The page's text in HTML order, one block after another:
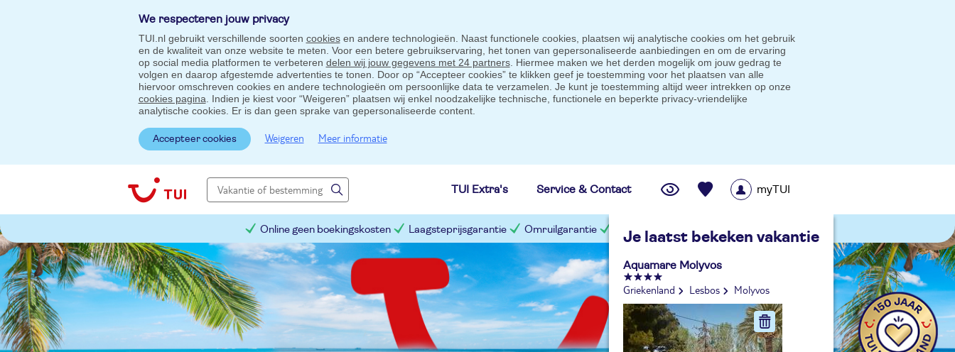
We respecteren jouw privacy
TUI.nl gebruikt verschillende soorten cookiesen andere technologieën. Naast functionele cookies, plaatsen wij analytische cookies om het gebruik
en de kwaliteit van onze website te meten. Voor een betere gebruikservaring, het tonen van gepersonaliseerde aanbiedingen en om de ervaring
op social media platformen te verbeteren delen wij jouw gegevens met 24 partners. Hiermee maken we het derden mogelijk om jouw gedrag te
volgen en daarop afgestemde advertenties te tonen. Door op “Accepteer cookies” te klikken geef je toestemming voor het plaatsen van alle
hiervoor omschreven cookies en andere technologieën om persoonlijke data te verzamelen. Je kunt je toestemming altijd weer intrekken op onze
cookies pagina . Indien je kiest voor “Weigeren” plaatsen wij enkel noodzakelijke technische, functionele en beperkte privacy-vriendelijke
analytische cookies. Er is dan geen sprake van gepersonaliseerde content.
Accepteer cookies Weigeren Meer informatie
TUI Extra's Service & Contact
Je laatst bekeken vakantie
Aquamare Molyvos
Griekenland Lesbos Molyvos
myTUI
Online geen boekingskosten Laagsteprijsgarantie Omruilgarantie Slimme prijsgarantie